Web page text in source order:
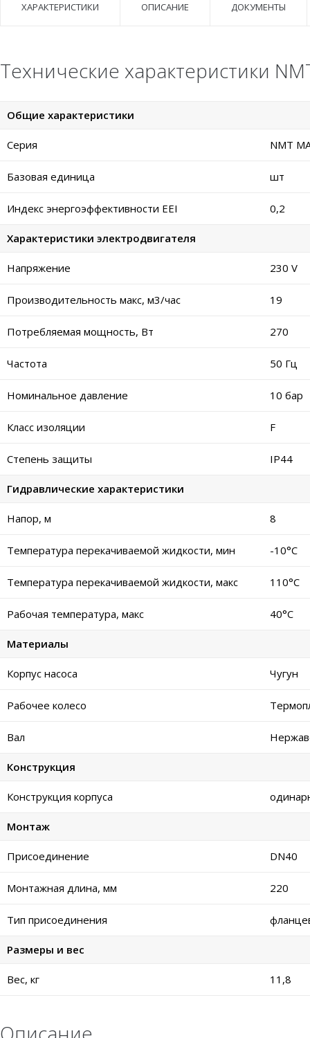
ХАРАКТЕРИСТИКИ ОПИСАНИЕ ДОКУМЕНТЫ
Технические характеристики
Общие характеристики
Серия NMT
Базовая единица шт
Индекс энергоэффективности EEI 0,2
Характеристики электродвигателя
Напряжение 230 V
Производительность макс, м3/час 19
Потребляемая мощность, Вт 270
Частота 50 Гц
Номинальное давление 10 бар
Класс изоляции F
Степень защиты IP44
Гидравлические характеристики
Напор, м 8
Температура перекачиваемой жидкости, мин -10°C
Температура перекачиваемой жидкости, макс 110°C
Рабочая температура, макс 40°C
Материалы
Корпус насоса Чугун
Рабочее колесо
Вал
Конструкция
Конструкция корпуса
Монтаж
Присоединение DN40
Монтажная длина, мм 220
Тип присоединения
Размеры и вес
Вес, кг 11,8